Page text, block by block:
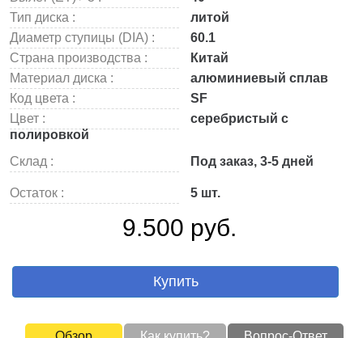
Тип диска :
литой
Диаметр ступицы (DIA) :
60.1
Страна производства :
Китай
Материал диска :
алюминиевый сплав
Код цвета :
SF
Цвет :
серебристый с
полировкой
Склад :
Под заказ, 3-5 дней
Остаток : 5 шт.
9.500 руб.
Купить